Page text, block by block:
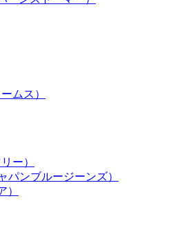
ムス）
ー）
パンブルージーンズ）
）